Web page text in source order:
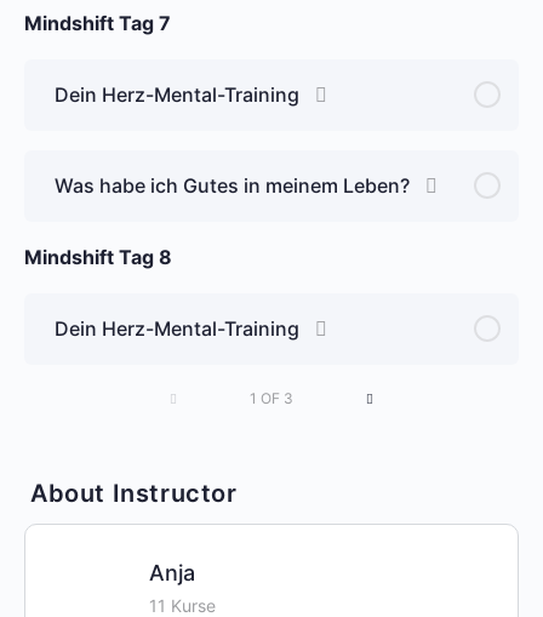
Mindshift Tag 7
Dein Herz-Mental-Training
Was habe ich Gutes in meinem Leben?
Mindshift Tag 8
Dein Herz-Mental-Training
1 OF 3
About Instructor
Anja
11 Kurse